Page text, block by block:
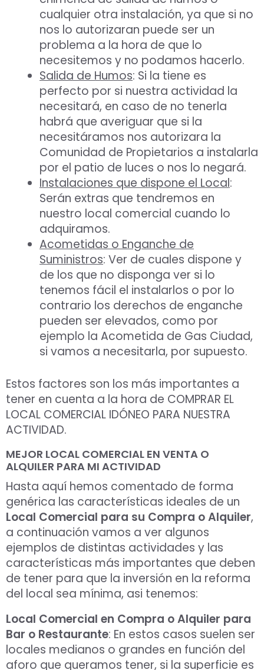
cualquier otra instalación, ya que si no
nos lo autorizaran puede ser un
problema a la hora de que lo
necesitemos y no podamos hacerlo.
Salida de Humos: Si la tiene es
perfecto por si nuestra actividad la
necesitará, en caso de no tenerla
habrá que averiguar que si la
necesitáramos nos autorizara la
Comunidad de Propietarios a instalarla
por el patio de luces o nos lo negará.
Instalaciones que dispone el Local:
Serán extras que tendremos en
nuestro local comercial cuando lo
adquiramos.
Acometidas o Enganche de
Suministros: Ver de cuales dispone y
de los que no disponga ver si lo
tenemos fácil el instalarlos o por lo
contrario los derechos de enganche
pueden ser elevados, como por
ejemplo la Acometida de Gas Ciudad,
si vamos a necesitarla, por supuesto.
Estos factores son los más importantes a
tener en cuenta a la hora de COMPRAR EL
LOCAL COMERCIAL IDÓNEO PARA NUESTRA
ACTIVIDAD.
MEJOR LOCAL COMERCIAL EN VENTA O
ALQUILER PARA MI ACTIVIDAD
Hasta aquí hemos comentado de forma
genérica las características ideales de un
Local Comercial para su Compra o Alquiler,
a continuación vamos a ver algunos
ejemplos de distintas actividades y las
características más importantes que deben
de tener para que la inversión en la reforma
del local sea mínima, asi tenemos:
Local Comercial en Compra o Alquiler para
Bar o Restaurante: En estos casos suelen ser
locales medianos o grandes en función del
aforo que queramos tener, si la superficie es